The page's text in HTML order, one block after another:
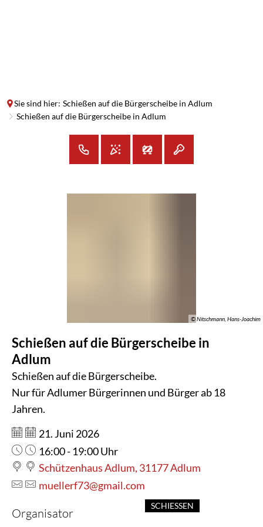
Sie sind hier: Schießen auf die Bürgerscheibe in Adlum
Schießen auf die Bürgerscheibe in Adlum
Adlum
© Nitschmann, Hans-Joachim
Schießen auf die Bürgerscheibe in
Adlum
Schießen auf die Bürgerscheibe.
Nur für Adlumer Bürgerinnen und Bürger ab 18
Jahren.
Datum:
21. Juni 2026
Uhrzeit:
16:00 - 19:00 Uhr
Schützenhaus Adlum, 31177 Adlum
muellerf73@gmail.com
Organisator
SCHIESSEN